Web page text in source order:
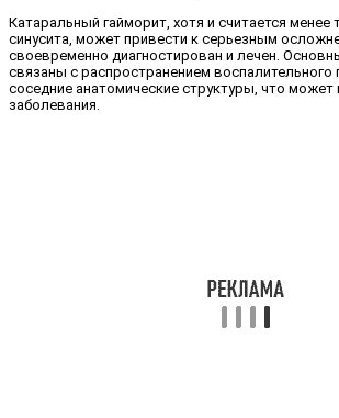
Катаральный гайморит, хотя и считается
синусита, может привести к серьезным
своевременно диагностирован и лечен.
связаны с распространением воспалительного
соседние анатомические структуры, что
заболевания.